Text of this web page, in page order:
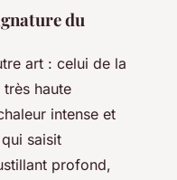
du
art : celui de la
haute
intense et
saisit
profond,